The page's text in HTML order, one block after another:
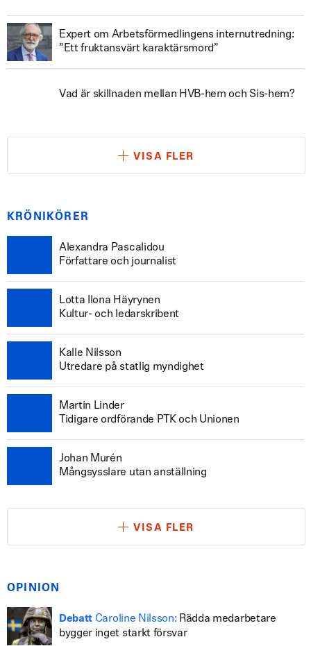
Expert om Arbetsförmedlingens internutredning:
”Ett fruktansvärt karaktärsmord”
Vad är skillnaden mellan HVB-hem och Sis-hem?
VISA FLER
KRÖNIKÖRER
Alexandra Pascalidou
Författare och journalist
Lotta Ilona Häyrynen
Kultur- och ledarskribent
Kalle Nilsson
Utredare på statlig myndighet
Martin Linder
Tidigare ordförande PTK och Unionen
Johan Murén
Mångsysslare utan anställning
VISA FLER
OPINION
Debatt Caroline Nilsson: Rädda medarbetare
bygger inget starkt försvar